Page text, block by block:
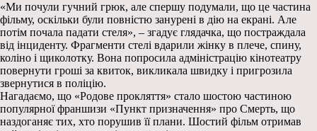
«Ми почули гучний грюк, але спершу подумали, що це частина
фільму, оскільки були повністю занурені в дію на екрані. Але
потім почала падати стеля», – згадує глядачка, що постраждала
від інциденту. Фрагменти стелі вдарили жінку в плече, спину,
коліно і щиколотку. Вона попросила адміністрацію кінотеатру
повернути гроші за квиток, викликала швидку і пригрозила
звернутися в поліцію.
Нагадаємо, що «Родове прокляття» стало шостою частиною
популярної франшизи «Пункт призначення» про Смерть, що
наздоганяє тих, хто порушив її плани. Шостий фільм отримав